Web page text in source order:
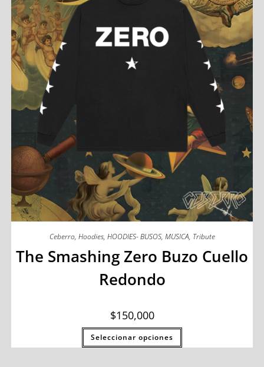
Ceberro, Hoodies, HOODIES- BUSOS, MUSICA, Tribute
The Smashing Zero Buzo Cuello
Redondo
$150,000
Seleccionar opciones